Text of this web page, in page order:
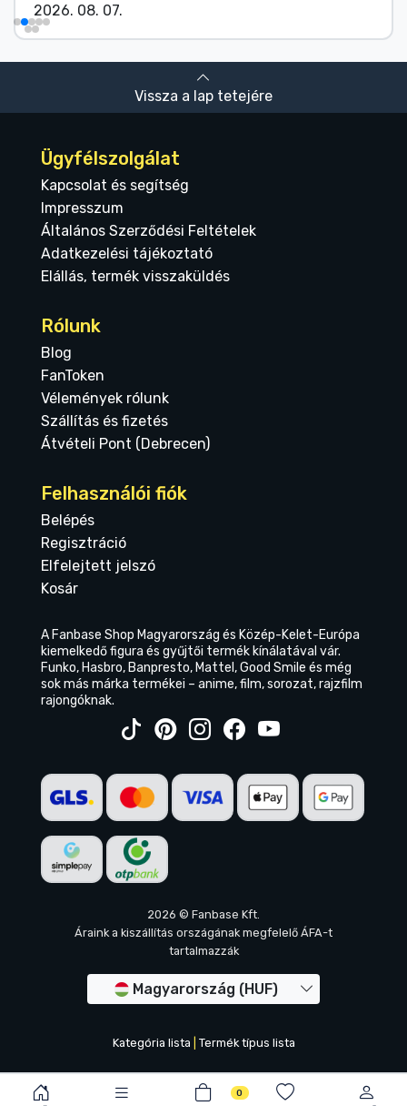
0
2026. 08. 07.
Vissza a lap tetejére
Ügyfélszolgálat
Kapcsolat és segítség
Impresszum
Általános Szerződési Feltételek
Adatkezelési tájékoztató
Elállás, termék visszaküldés
Rólunk
Blog
FanToken
Vélemények rólunk
Szállítás és fizetés
Átvételi Pont (Debrecen)
Felhasználói fiók
Belépés
Regisztráció
Elfelejtett jelszó
Kosár
A Fanbase Shop Magyarország és Közép-Kelet-Európa
kiemelkedő figura és gyűjtői termék kínálatával vár.
Funko, Hasbro, Banpresto, Mattel, Good Smile és még
sok más márka termékei – anime, film, sorozat, rajzfilm
rajongóknak.
2026 © Fanbase Kft.
Áraink a kiszállítás országának megfelelő ÁFA-t
tartalmazzák
Magyarország (HUF)
Kategória lista Termék típus lista